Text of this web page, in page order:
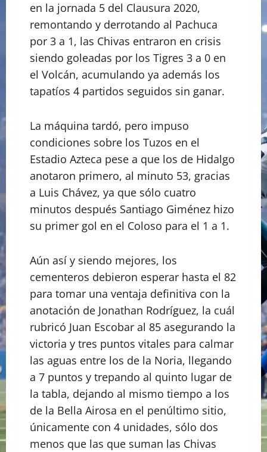
en la jornada 5 del Clausura 2020,
remontando y derrotando al Pachuca
por 3 a 1, las Chivas entraron en crisis
siendo goleadas por los Tigres 3 a 0 en
el Volcán, acumulando ya además los
tapatíos 4 partidos seguidos sin ganar.
La máquina tardó, pero impuso
condiciones sobre los Tuzos en el
Estadio Azteca pese a que los de Hidalgo
anotaron primero, al minuto 53, gracias
a Luis Chávez, ya que sólo cuatro
minutos después Santiago Giménez hizo
su primer gol en el Coloso para el 1 a 1.
Aún así y siendo mejores, los
cementeros debieron esperar hasta el 82
para tomar una ventaja definitiva con la
anotación de Jonathan Rodríguez, la cuál
rubricó Juan Escobar al 85 asegurando la
victoria y tres puntos vitales para calmar
las aguas entre los de la Noria, llegando
a 7 puntos y trepando al quinto lugar de
la tabla, dejando al mismo tiempo a los
de la Bella Airosa en el penúltimo sitio,
únicamente con 4 unidades, sólo dos
menos que las que suman las Chivas